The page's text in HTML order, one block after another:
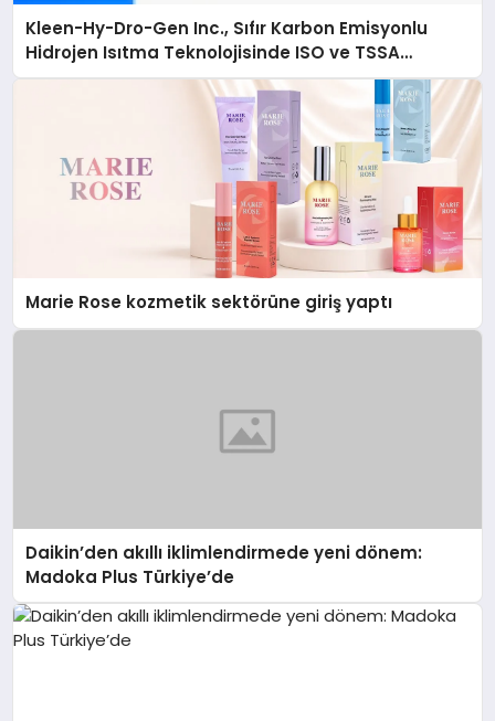
Kleen-Hy-Dro-Gen Inc., Sıfır Karbon Emisyonlu
Hidrojen Isıtma Teknolojisinde ISO ve TSSA
Düzenleyici Onaylarını Aldı
Marie Rose kozmetik sektörüne giriş yaptı
Daikin’den akıllı iklimlendirmede yeni dönem:
Madoka Plus Türkiye’de